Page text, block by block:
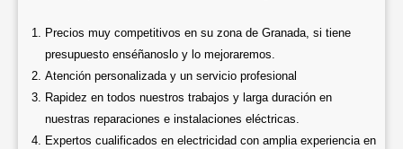
Precios muy competitivos en su zona de Granada, si tiene
presupuesto enséñanoslo y lo mejoraremos.
Atención personalizada y un servicio profesional
Rapidez en todos nuestros trabajos y larga duración en
nuestras reparaciones e instalaciones eléctricas.
Expertos cualificados en electricidad con amplia experiencia en